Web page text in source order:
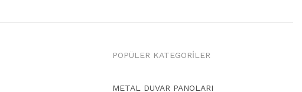
POPÜLER KATEGORİLER
METAL DUVAR PANOLARI